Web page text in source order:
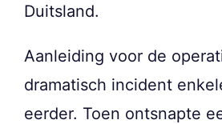
Duitsland.
Aanleiding voor de
dramatisch incident
eerder. Toen ontsnapte